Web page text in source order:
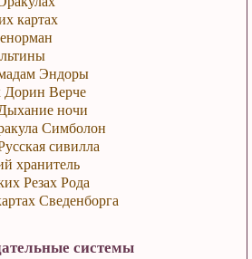
картах
Эндоры
Дорин Верче
ночи
Симболон
сивилла
хранитель
Резах Рода
Сведенборга
системы